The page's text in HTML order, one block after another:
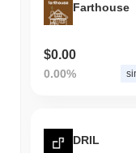
Farthouse
$0.00
0.00%
DRIL